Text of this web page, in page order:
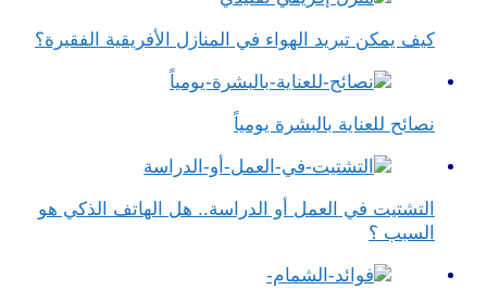
كيف يمكن تبريد الهواء في المنازل الأفريقية الفقيرة؟
نصائح للعناية بالبشرة يومياً
التشتيت في العمل أو الدراسة.. هل الهاتف الذكي هو
السبب ؟